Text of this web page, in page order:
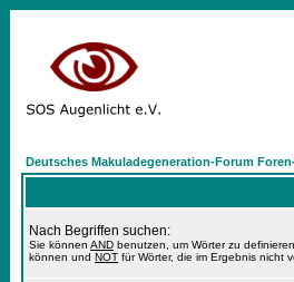
Deutsches Makuladegeneration-Forum
Nach Begriffen suchen:
Sie können AND benutzen, um Wörter zu
können und NOT für Wörter, die im Ergebnis nicht